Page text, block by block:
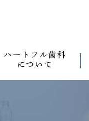
ハートフル歯科
について